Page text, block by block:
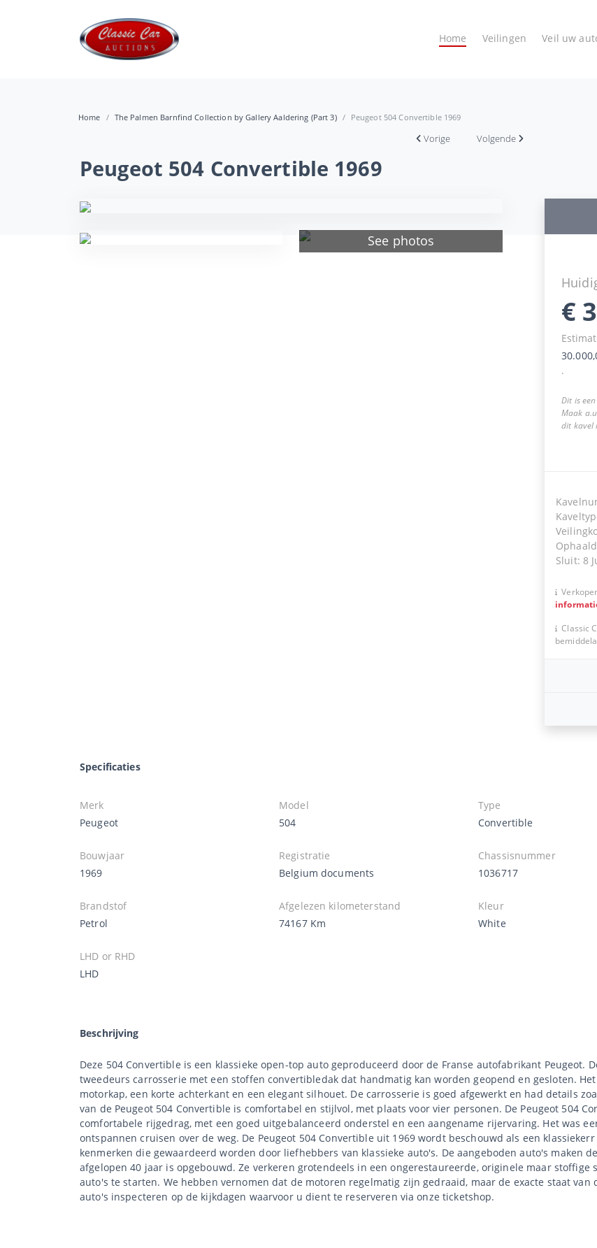
Home Veilingen Veil uw
Home The Palmen Barnfind Collection by Gallery Aaldering (Part 3) Peugeot 504 Convertible 1969
Vorige Volgende
Peugeot 504 Convertible 1969
See photos
€
.
Dit is
Maak
dit kavel
Sluit: 8
Classic
Specificaties
Merk
Peugeot
Model
504
Type
Convertible
Bouwjaar
1969
Registratie
Belgium documents
Chassisnummer
1036717
Brandstof
Petrol
Afgelezen kilometerstand
74167 Km
Kleur
White
LHD or RHD
LHD
Beschrijving
Deze 504 Convertible is een klassieke open-top auto geproduceerd door de Franse autofabrikant Peugeot.
tweedeurs carrosserie met een stoffen convertibledak dat handmatig kan worden geopend en gesloten.
motorkap, een korte achterkant en een elegant silhouet. De carrosserie is goed afgewerkt en had details
van de Peugeot 504 Convertible is comfortabel en stijlvol, met plaats voor vier personen. De Peugeot 504
comfortabele rijgedrag, met een goed uitgebalanceerd onderstel en een aangename rijervaring. Het was
ontspannen cruisen over de weg. De Peugeot 504 Convertible uit 1969 wordt beschouwd als een
kenmerken die gewaardeerd worden door liefhebbers van klassieke auto's. De aangeboden auto's maken
afgelopen 40 jaar is opgebouwd. Ze verkeren grotendeels in een ongerestaureerde, originele maar stoffige
auto's te starten. We hebben vernomen dat de motoren regelmatig zijn gedraaid, maar de exacte staat
auto's inspecteren op de kijkdagen waarvoor u dient te reserveren via onze ticketshop.